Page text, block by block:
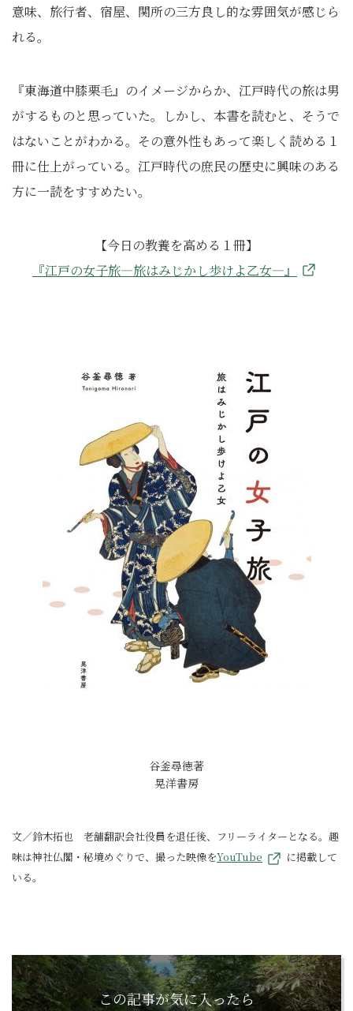
意味、旅行者、宿屋、関所の三方良し的な雰囲気が感じら
れる。
『東海道中膝栗毛』のイメージからか、江戸時代の旅は男
がするものと思っていた。しかし、本書を読むと、そうで
はないことがわかる。その意外性もあって楽しく読める１
冊に仕上がっている。江戸時代の庶民の歴史に興味のある
方に一読をすすめたい。
【今日の教養を高める１冊】
『江戸の女子旅―旅はみじかし歩けよ乙女―』
谷釜尋徳著
晃洋書房
文／鈴木拓也 老舗翻訳会社役員を退任後、フリーライターとなる。趣
味は神社仏閣・秘境めぐりで、撮った映像をYouTube
に掲載して
いる。
この記事が気に入ったら